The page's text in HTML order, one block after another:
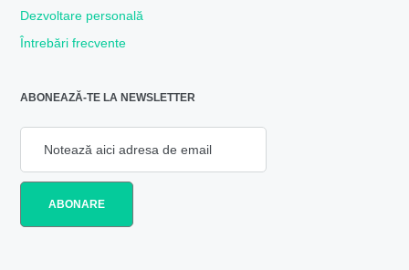
Dezvoltare personală
Întrebări frecvente
ABONEAZĂ-TE LA NEWSLETTER